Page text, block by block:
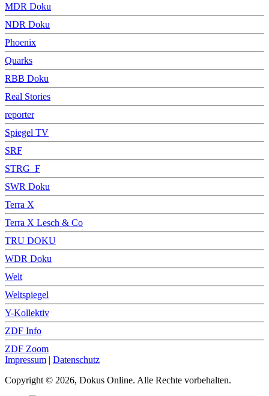
MDR Doku
NDR Doku
Phoenix
Quarks
RBB Doku
Real Stories
reporter
Spiegel TV
SRF
STRG_F
SWR Doku
Terra X
Terra X Lesch & Co
TRU DOKU
WDR Doku
Welt
Weltspiegel
Y-Kollektiv
ZDF Info
ZDF Zoom
Impressum | Datenschutz
Copyright © 2026, Dokus Online. Alle Rechte vorbehalten.